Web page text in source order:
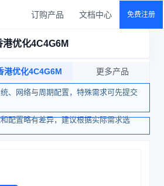
订购产品 文档中心 免费注册
港优化4C4G6M
港优化4C4G6M 更多产品
、网络与周期配置，特殊需求可先提交
配置略有差异，建议根据实际需求选